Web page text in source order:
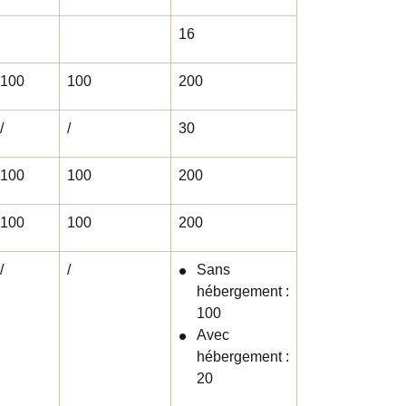
16
100 100 200
/ / 30
100 100 200
100 100 200
/ /
Sans
hébergement :
100
Avec
hébergement :
20